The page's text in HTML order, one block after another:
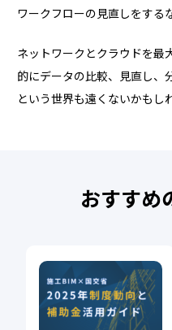
ワークフローの見直しをする
ネットワークとクラウドを最
的にデータの比較、見直し、
という世界も遠くないかもし
おすすめ